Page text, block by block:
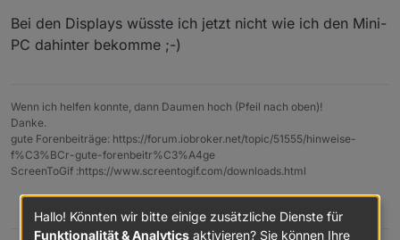
Bei den Displays wüsste ich jetzt nicht wie ich den Mini-
PC dahinter bekomme ;-)
Wenn ich helfen konnte, dann Daumen hoch (Pfeil nach oben)!
Danke.
gute Forenbeiträge: https://forum.iobroker.net/topic/51555/hinweise-
f%C3%BCr-gute-forenbeitr%C3%A4ge
ScreenToGif :https://www.screentogif.com/downloads.html
Hallo! Könnten wir bitte einige zusätzliche Dienste für
Funktionalität & Analytics aktivieren? Sie können Ihre